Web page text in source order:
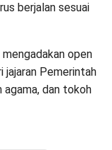
berjalan sesuai
open
jajaran Pemerintah
agama, dan tokoh